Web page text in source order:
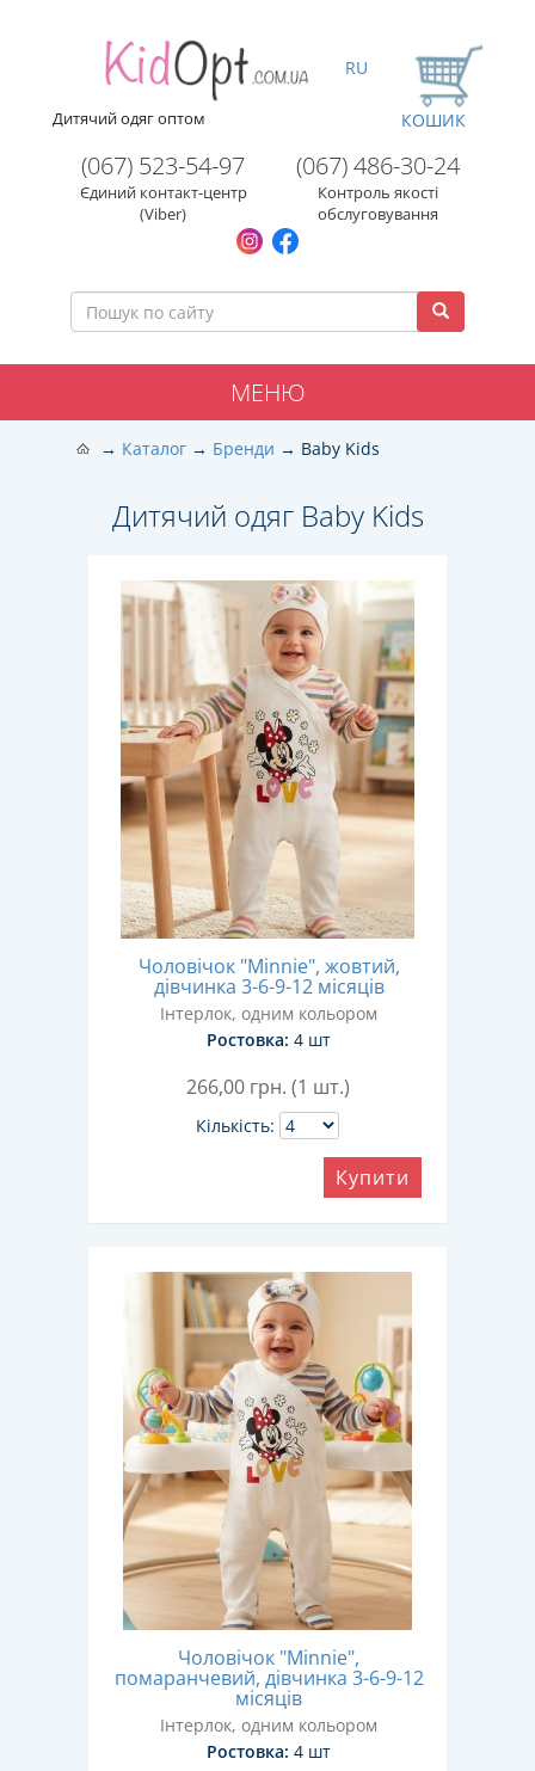
Дитячий одяг оптом
(067) 523-54-97
Єдиний контакт-центр
(Viber)
(067) 486-30-24
Контроль якості
обслуговування
RU
КОШИК
МЕНЮ
Каталог Бренди Baby Kids
Дитячий одяг Baby Kids
Чоловічок "Minnie", жовтий,
дівчинка 3-6-9-12 місяців
Інтерлок, одним кольором
Ростовка: 4 шт
266,00 грн. (1 шт.)
Кількість:
Купити
Чоловічок "Minnie",
помаранчевий, дівчинка 3-6-9-12
місяців
Інтерлок, одним кольором
Ростовка: 4 шт